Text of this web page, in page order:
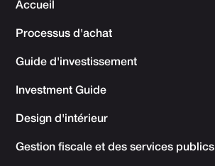
Accueil
Processus d'achat
Guide d'investissement
Investment Guide
Design d'intérieur
Gestion fiscale et des services publics